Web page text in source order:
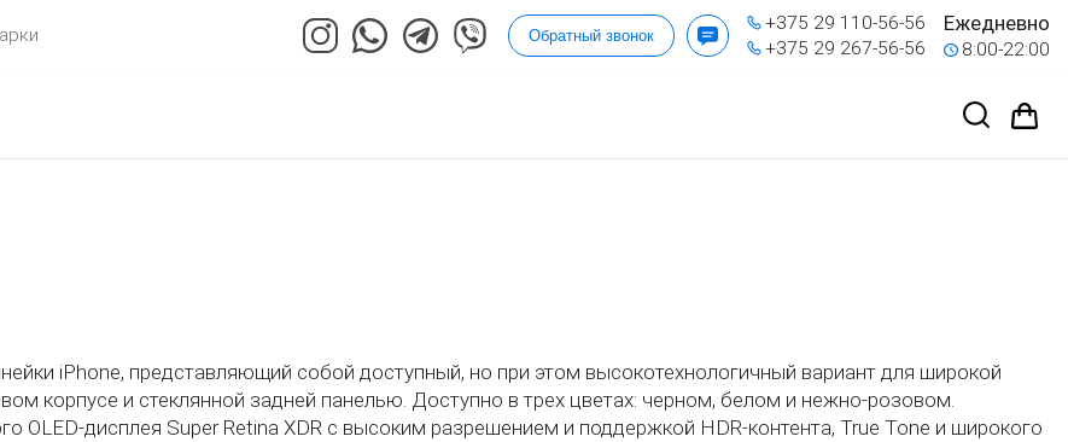
Обратный звонок
+375 29 110-56-56
+375 29 267-56-56
Ежедневно
8:00-22:00
iPhone, представляющий собой доступный, но при этом высокотехнологичный вариант для широкой
корпусе и стеклянной задней панелью. Доступно в трех цветах: черном, белом и нежно-розовом.
OLED-дисплея Super Retina XDR с высоким разрешением и поддержкой HDR-контента, True Tone и широкого